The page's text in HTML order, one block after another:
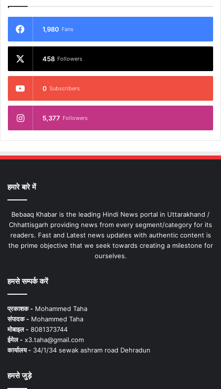
1,980 Fans
458 Followers
0 Subscribers
5,377 Followers
हमारे बारे में
Bebaaq Khabar is the leading Hindi News portal in Uttarakhand /
Chhattisgarh providing news from every segment/category for its
readers. Fast and Latest news updates with authentic content is
the prime objective that we seek towards creating a milestone for
ourselves.
हमसे सम्पर्क करें
प्रकाशक - Mohammed Taha
संपादक - Mohammed Taha
मोबाइल - 8081373744
ईमेल - x3.taha@gmail.com
कार्यालय - 34/1/34 sewak ashram road Dehradun
हमसे जुड़े